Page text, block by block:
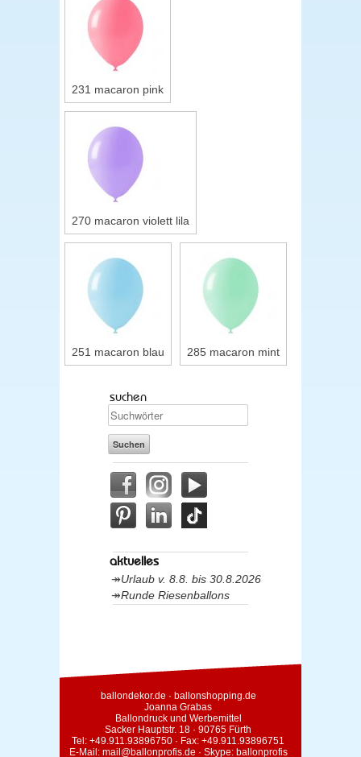
231 macaron pink
270 macaron violett lila
251 macaron blau 285 macaron mint
suchen
aktuelles
Urlaub v. 8.8. bis 30.8.2026
Runde Riesenballons
ballondekor.de · ballonshopping.de
Joanna Grabas
Ballondruck und Werbemittel
Sacker Hauptstr. 18 · 90765 Fürth
Tel: +49.911.93896750 · Fax: +49.911.93896751
E-Mail: mail@ballonprofis.de · Skype: ballonprofis